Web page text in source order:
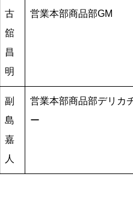
古
舘
昌
明
営業本部商品部GM
副
島
嘉
人
営業本部商品部デリカ
ー